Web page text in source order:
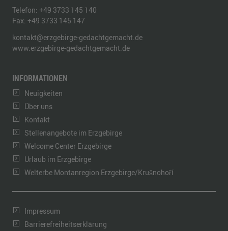
Telefon: +49 3733 145 140
Fax: +49 3733 145 147
kontakt@erzgebirge-gedachtgemacht.de
www.erzgebirge-gedachtgemacht.de
INFORMATIONEN
Neuigkeiten
Über uns
Kontakt
Stellenangebote im Erzgebirge
Welcome Center Erzgebirge
Urlaub im Erzgebirge
Welterbe Montanregion Erzgebirge/Krušnohoří
Impressum
Barrierefreiheitserklärung